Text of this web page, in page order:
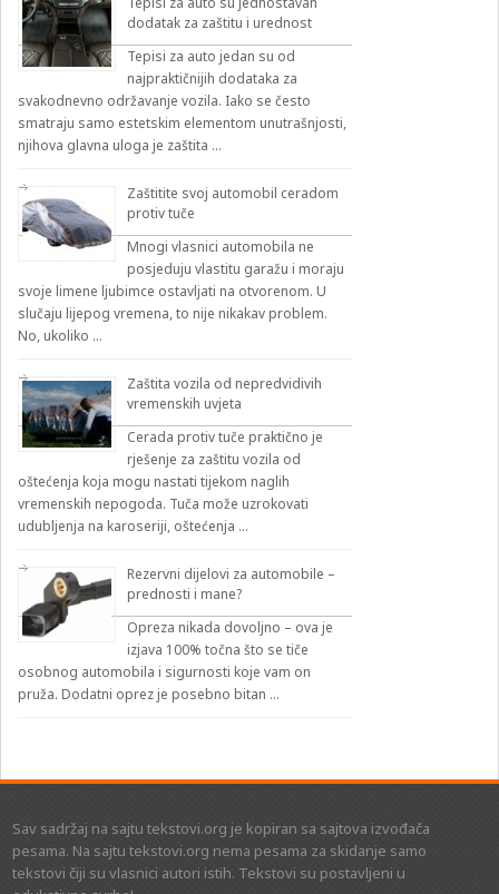
dodatak za zaštitu i urednost
Tepisi za auto jedan su od
najpraktičnijih dodataka za
svakodnevno održavanje vozila. Iako se često
smatraju samo estetskim elementom unutrašnjosti,
njihova glavna uloga je zaštita …
Zaštitite svoj automobil ceradom
protiv tuče
Mnogi vlasnici automobila ne
posjeduju vlastitu garažu i moraju
svoje limene ljubimce ostavljati na otvorenom. U
slučaju lijepog vremena, to nije nikakav problem.
No, ukoliko …
Zaštita vozila od nepredvidivih
vremenskih uvjeta
Cerada protiv tuče praktično je
rješenje za zaštitu vozila od
oštećenja koja mogu nastati tijekom naglih
vremenskih nepogoda. Tuča može uzrokovati
udubljenja na karoseriji, oštećenja …
Rezervni dijelovi za automobile –
prednosti i mane?
Opreza nikada dovoljno – ova je
izjava 100% točna što se tiče
osobnog automobila i sigurnosti koje vam on
pruža. Dodatni oprez je posebno bitan …
Sav sadržaj na sajtu tekstovi.org je kopiran sa sajtova izvođača
pesama. Na sajtu tekstovi.org nema pesama za skidanje samo
tekstovi čiji su vlasnici autori istih. Tekstovi su postavljeni u